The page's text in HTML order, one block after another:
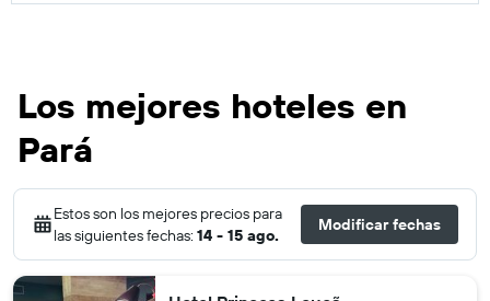
Los mejores hoteles en
Pará
Estos son los mejores precios para
las siguientes fechas: 14 - 15 ago.
Modificar fechas